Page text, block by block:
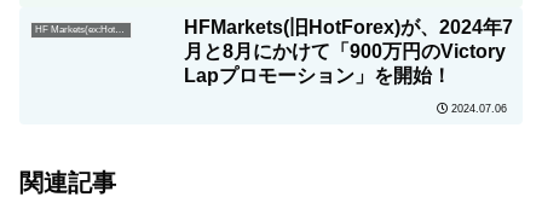
HF Markets(ex:HotForex)
HFMarkets(旧HotForex)が、2024年7
月と8月にかけて「900万円のVictory
Lapプロモーション」を開始！
2024.07.06
関連記事